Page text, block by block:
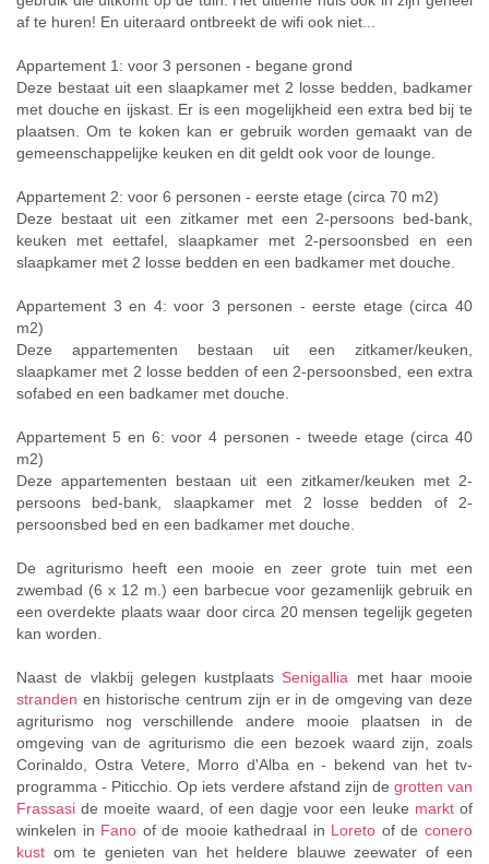
af te huren! En uiteraard ontbreekt de wifi ook niet...
Appartement 1: voor 3 personen - begane grond
Deze bestaat uit een slaapkamer met 2 losse bedden, badkamer
met douche en ijskast. Er is een mogelijkheid een extra bed bij te
plaatsen. Om te koken kan er gebruik worden gemaakt van de
gemeenschappelijke keuken en dit geldt ook voor de lounge.
Appartement 2: voor 6 personen - eerste etage (circa 70 m2)
Deze bestaat uit een zitkamer met een 2-persoons bed-bank,
keuken met eettafel, slaapkamer met 2-persoonsbed en een
slaapkamer met 2 losse bedden en een badkamer met douche.
Appartement 3 en 4: voor 3 personen - eerste etage (circa 40
m2)
Deze appartementen bestaan uit een zitkamer/keuken,
slaapkamer met 2 losse bedden of een 2-persoonsbed, een extra
sofabed en een badkamer met douche.
Appartement 5 en 6: voor 4 personen - tweede etage (circa 40
m2)
Deze appartementen bestaan uit een zitkamer/keuken met 2-
persoons bed-bank, slaapkamer met 2 losse bedden of 2-
persoonsbed bed en een badkamer met douche.
De agriturismo heeft een mooie en zeer grote tuin met een
zwembad (6 x 12 m.) een barbecue voor gezamenlijk gebruik en
een overdekte plaats waar door circa 20 mensen tegelijk gegeten
kan worden.
Naast de vlakbij gelegen kustplaats Senigallia met haar mooie
stranden en historische centrum zijn er in de omgeving van deze
agriturismo nog verschillende andere mooie plaatsen in de
omgeving van de agriturismo die een bezoek waard zijn, zoals
Corinaldo, Ostra Vetere, Morro d'Alba en - bekend van het tv-
programma - Piticchio. Op iets verdere afstand zijn de grotten van
Frassasi de moeite waard, of een dagje voor een leuke marktof
winkelen in Fano of de mooie kathedraal in Loreto of deconero
kust om te genieten van het heldere blauwe zeewater of een